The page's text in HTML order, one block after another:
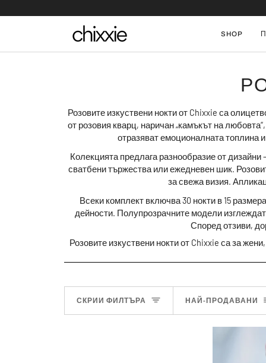
to
SHOP
Розовите изкуствени ноктиот Chixxie са
от розовия кварц, наричан „камъкът на
отразяватемоционалната топлина
Колекцията предлага разнообразие от
сватбени тържества или ежедневен шик.
за свежа визия.
Всеки комплект включва 30 нокти в 15
дейности. Полупрозрачните модели
Според отзиви,
Розовите изкуствени ноктиот Chixxie са за
СКРИИ ФИЛТЪРА НАЙ-ПРОДАВАНИ